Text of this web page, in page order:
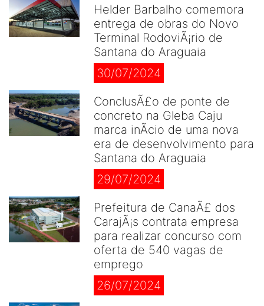
Helder Barbalho comemora
entrega de obras do Novo
Terminal RodoviÃ¡rio de
Santana do Araguaia
30/07/2024
ConclusÃ£o de ponte de
concreto na Gleba Caju
marca inÃ­cio de uma nova
era de desenvolvimento para
Santana do Araguaia
29/07/2024
Prefeitura de CanaÃ£ dos
CarajÃ¡s contrata empresa
para realizar concurso com
oferta de 540 vagas de
emprego
26/07/2024